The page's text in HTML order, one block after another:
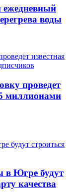
ежедневный
воды
проведет
миллионами
в Югре будут
качества